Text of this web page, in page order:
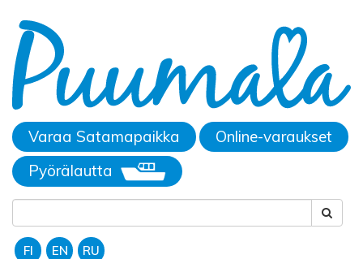
Varaa Satamapaikka
Online-varaukset
Pyörälautta
FI EN RU